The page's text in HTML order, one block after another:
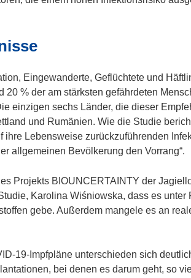
Eingewanderte, Geflüchtete und
% der am stärksten gefährdeten
einzigen sechs Länder, die dieser
und Rumänien. Wie die Studie
ihre Lebensweise zurückzuführenden
allgemeinen Bevölkerung den Vorrang“.
Projekts BIOUNCERTAINTY der
Karolina Wiśniowska, dass es unter
gebe. Außerdem mangele es an
19-Impfpläne unterschieden sich
bei denen es darum geht, so